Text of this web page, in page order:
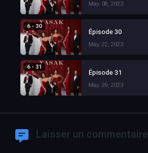
May. 08, 2023
6 - 30
Épisode 30
May. 22, 2023
6 - 31
Épisode 31
May. 29, 2023
Laisser un commentaire